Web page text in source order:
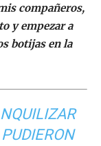
compañeros,
y empezar a
botijas en la